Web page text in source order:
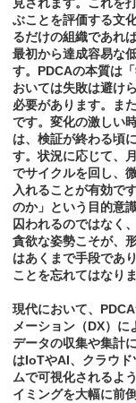
ぶことを評価する文
るだけの組織であれ
最初から達成容易な
す。PDCAの本質は
おいては失敗は避け
必要があります。ま
です。変化の激しい
は、検証が終わる頃
す。状況に応じて、
でサイクルを回し、
入れることが有効で
のか」という目的意
囚われるのではなく
貪欲な姿勢こそが、
はあくまで手段であ
ことを忘れてはなりま
現代において、
メーション（DX）
データの収集や集計
はIoTやAI、クラウド
ムで可視化されるよ
イミングを大幅に前